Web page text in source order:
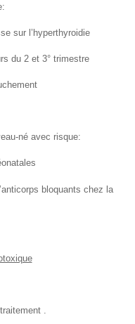
sur l’hyperthyroidie
du 2 et 3° trimestre
né avec risque:
bloquants chez la
.